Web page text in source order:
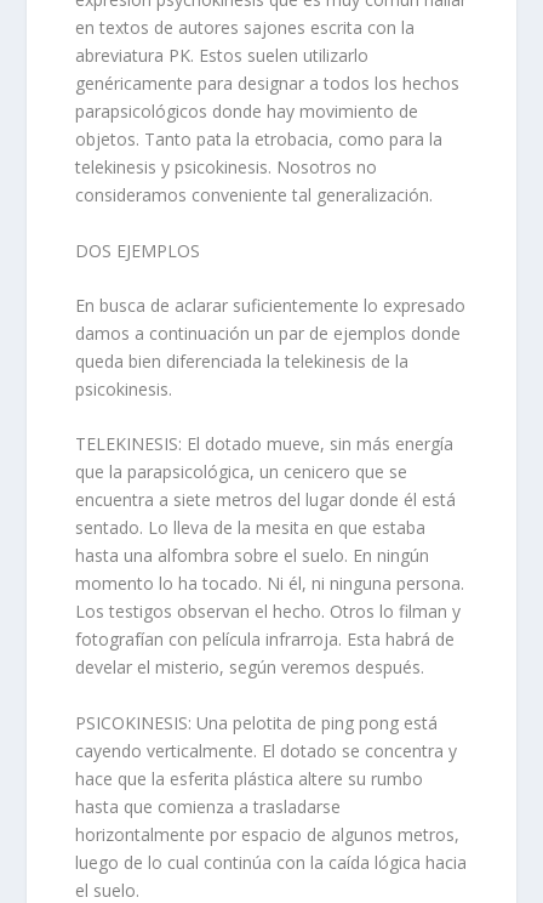
en textos de autores sajones escrita con la
abreviatura PK. Estos suelen utilizarlo
genéricamente para designar a todos los hechos
parapsicológicos donde hay movimiento de
objetos. Tanto pata la etrobacia, como para la
telekinesis y psicokinesis. Nosotros no
consideramos conveniente tal generalización.
DOS EJEMPLOS
En busca de aclarar suficientemente lo expresado
damos a continuación un par de ejemplos donde
queda bien diferenciada la telekinesis de la
psicokinesis.
TELEKINESIS: El dotado mueve, sin más energía
que la parapsicológica, un cenicero que se
encuentra a siete metros del lugar donde él está
sentado. Lo lleva de la mesita en que estaba
hasta una alfombra sobre el suelo. En ningún
momento lo ha tocado. Ni él, ni ninguna persona.
Los testigos observan el hecho. Otros lo filman y
fotografían con película infrarroja. Esta habrá de
develar el misterio, según veremos después.
PSICOKINESIS: Una pelotita de ping pong está
cayendo verticalmente. El dotado se concentra y
hace que la esferita plástica altere su rumbo
hasta que comienza a trasladarse
horizontalmente por espacio de algunos metros,
luego de lo cual continúa con la caída lógica hacia
el suelo.